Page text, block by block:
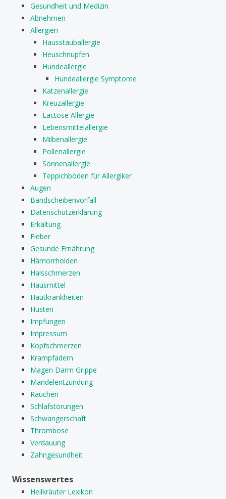
Gesundheit und Medizin
Abnehmen
Allergien
Hausstauballergie
Heuschnupfen
Hundeallergie
Hundeallergie Symptome
Katzenallergie
Kreuzallergie
Lactose Allergie
Lebensmittelallergie
Milbenallergie
Pollenallergie
Sonnenallergie
Teppichböden für Allergiker
Augen
Bandscheibenvorfall
Datenschutzerklärung
Erkältung
Fieber
Gesunde Ernährung
Hämorrhoiden
Halsschmerzen
Hausmittel
Hautkrankheiten
Husten
Impfungen
Impressum
Kopfschmerzen
Krampfadern
Magen Darm Grippe
Mandelentzündung
Rauchen
Schlafstörungen
Schwangerschaft
Thrombose
Verdauung
Zahngesundheit
Wissenswertes
Heilkräuter Lexikon